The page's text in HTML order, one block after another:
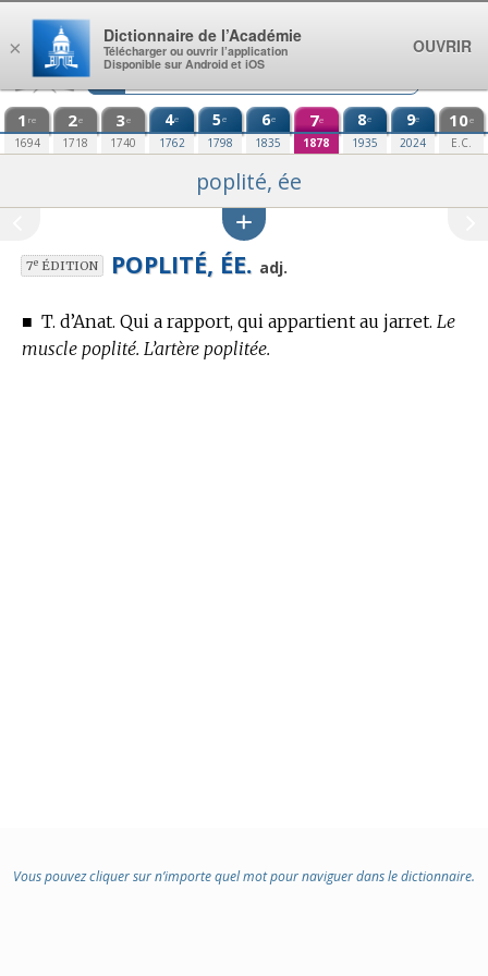
Aller au contenu
1 re
1694
2e
1718
3e
1740
4e
1762
5e
1798
6e
1835
7e
1878
8e
1935
9e
2024
10e
E.C.
poplité, ée
7eÉDITION POPLITÉ, ÉE. adj.
■ T. d’Anat. Qui a rapport, qui appartient au jarret. Le
muscle poplité. L’artère poplitée.
Vous pouvez cliquer sur n’importe quel mot pour naviguer dans le dictionnaire.
×
Dictionnaire de l’Académie
Télécharger ou ouvrir l’application
Disponible sur Android et iOS
OUVRIR